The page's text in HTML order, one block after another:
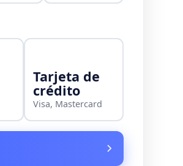
Tarjeta de
crédito
Visa, Mastercard